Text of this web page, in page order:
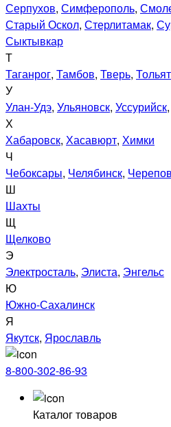
Серпухов, Симферополь,
Старый Оскол, Стерлитамак,
Сыктывкар
Т
Таганрог, Тамбов, Тверь,
У
Улан-Удэ, Ульяновск, Уссурийск,
Х
Хабаровск, Хасавюрт, Химки
Ч
Чебоксары, Челябинск,
Ш
Шахты
Щ
Щелково
Э
Электросталь, Элиста, Энгельс
Ю
Южно-Сахалинск
Я
Якутск, Ярославль
8-800-302-86-93
Каталог товаров